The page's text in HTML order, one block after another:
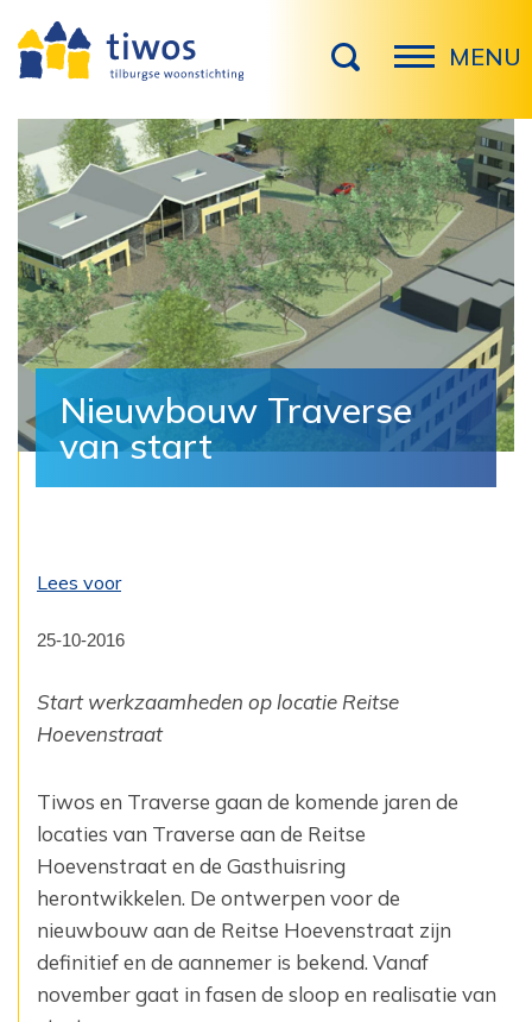
MENU
Nieuwbouw Traverse
van start
Lees voor
25-10-2016
Start werkzaamheden op locatie Reitse
Hoevenstraat
Tiwos en Traverse gaan de komende jaren de
locaties van Traverse aan de Reitse
Hoevenstraat en de ‎Gasthuisring
herontwikkelen. De ontwerpen voor de
nieuwbouw aan de Reitse Hoevenstraat zijn
‎definitief en de aannemer is bekend. Vanaf
november gaat in fasen de sloop en realisatie van